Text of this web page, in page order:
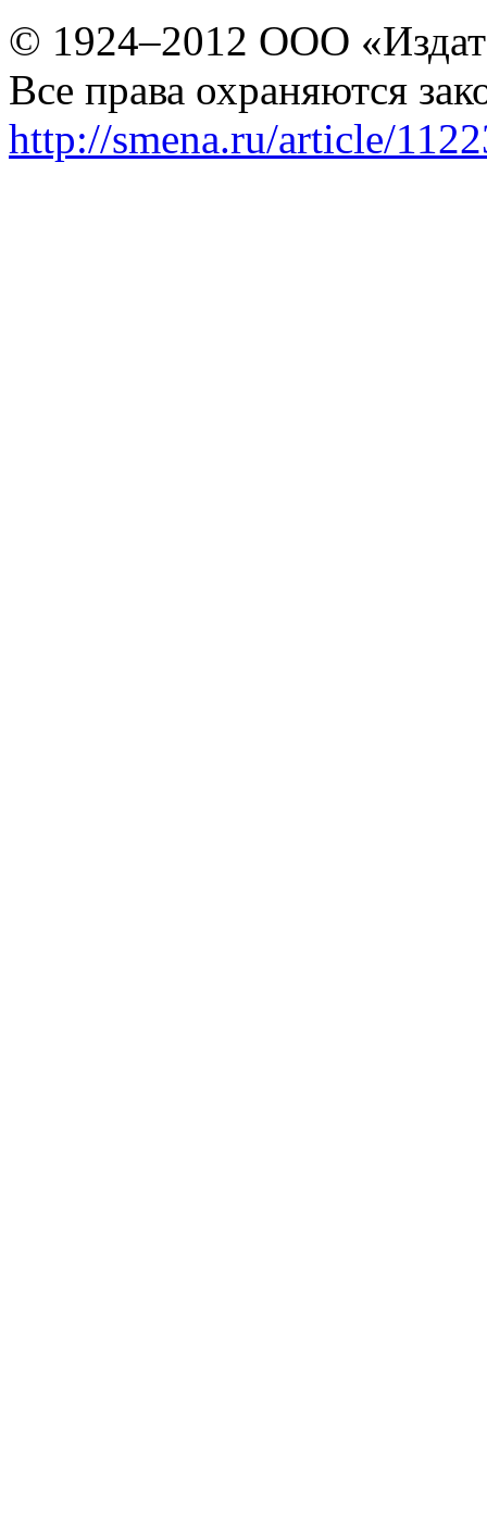
© 1924–2012 ООО
Все права охраняются
http://smena.ru/article/